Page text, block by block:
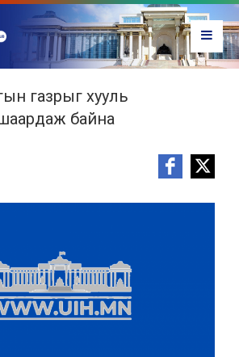
газрыг хууль
шаардаж байна